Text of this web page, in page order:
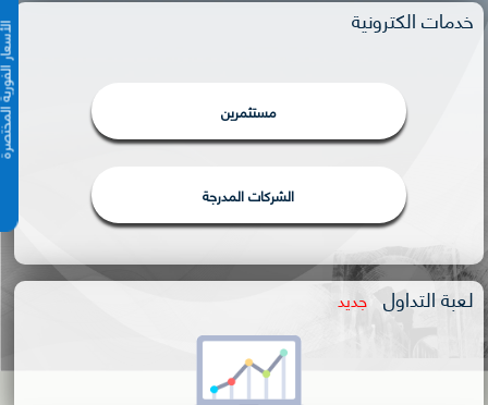
الأسعار
خدمات الكترونية
مستثمرين
الشركات المدرجة
لعبة التداول جديد